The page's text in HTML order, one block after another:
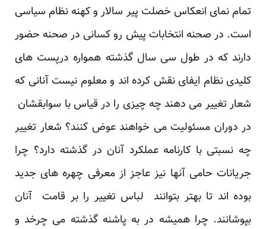
تمام نمای انعکاس خصلت پیر سالار و کهنه نظام سیاسی
است. در صحنه انتخابات پیش رو کسانی در صحنه حضور
دارند که در طول سی سال گذشته همواره درپست های
کلیدی نظام ایفای نقش کرده اند و معلوم نیست آنانی که
شعار تغییر می دهند چه چیزی را در قیاس با سوابقشان
در دوران مسئولیت می خواهند عوض کنند؟ شعار تغییر
چه نسبتی با کارنامه عملکرد آنان در گذشته دارد؟ چرا
جریانات حامی آنها نیز عاجز از معرفی چهره های جدید
بوده اند تا بهتر بتوانند لباس تغییر را بر قامت آنان
بپوشانند. چرا همیشه در به پاشنه گذشته می چرخد و